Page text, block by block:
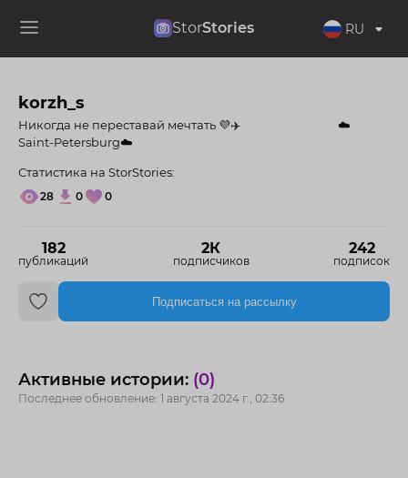
StorStories RU
korzh_s
182
публикаций
2К
подписчиков
242
подписок
Никогда не переставай мечтать 💜✈️ ⠀ ⠀ ⠀ ⠀ ⠀ ⠀ ⠀ ⠀ ☁️
Saint-Petersburg☁️
Статистика на StorStories:
28 0 0
Подписаться на рассылку
Активные истории: (0)
Последнее обновление: 1 августа 2024 г., 02:36